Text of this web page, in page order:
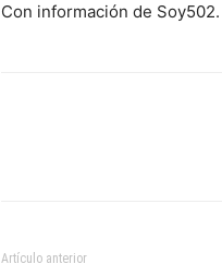
Con información de Soy502.
Artículo anterior